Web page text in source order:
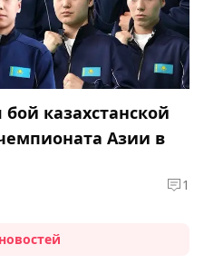
казахстанской
Азии в
1